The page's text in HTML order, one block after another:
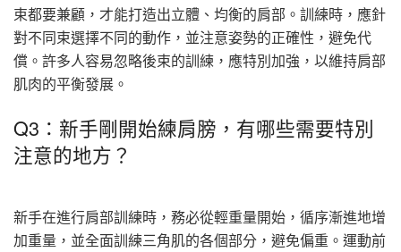
束都要兼顧，才能打造出立體、均衡的肩部。訓練時，應針
對不同束選擇不同的動作，並注意姿勢的正確性，避免代
償。許多人容易忽略後束的訓練，應特別加強，以維持肩部
肌肉的平衡發展。
Q3：新手剛開始練肩膀，有哪些需要特別
注意的地方？
新手在進行肩部訓練時，務必從輕重量開始，循序漸進地增
加重量，並全面訓練三角肌的各個部分，避免偏重。運動前